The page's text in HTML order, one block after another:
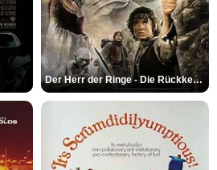
Der Herr der Ringe - Die Rückkehr des Königs Trailer OV